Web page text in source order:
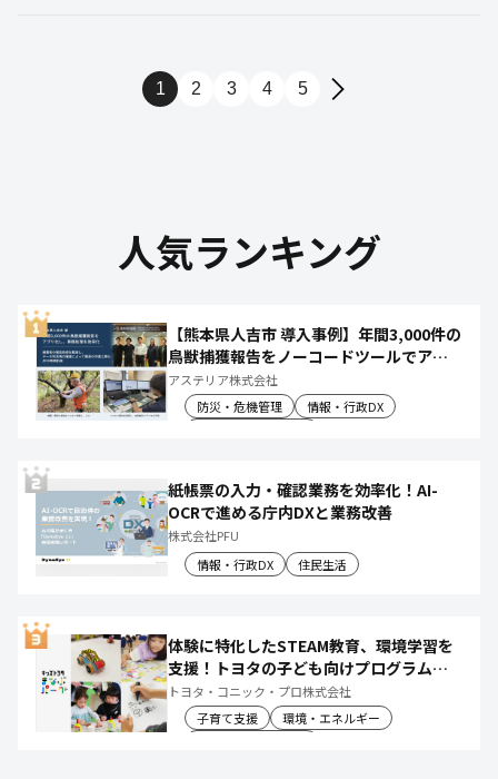
1 2 3 4 5
人気ランキング
【熊本県人吉市 導入事例】年間3,000件の
鳥獣捕獲報告をノーコードツールでアプ
リ化し、月50時間の庁内作業を削減
アステリア株式会社
防災・危機管理
情報・行政DX
紙帳票の入力・確認業務を効率化！AI-
OCRで進める庁内DXと業務改善
株式会社PFU
情報・行政DX
住民生活
体験に特化したSTEAM教育、環境学習を
支援！トヨタの子ども向けプログラムで
社会や将来について楽しく学べる体験機
会を創出
トヨタ・コニック・プロ株式会社
子育て支援
環境・エネルギー